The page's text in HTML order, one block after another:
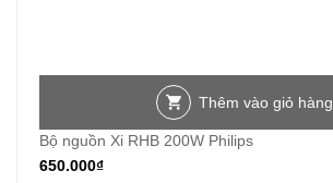
Thêm vào giỏ hàng
Bộ nguồn Xi RHB 200W Philips
650.000₫